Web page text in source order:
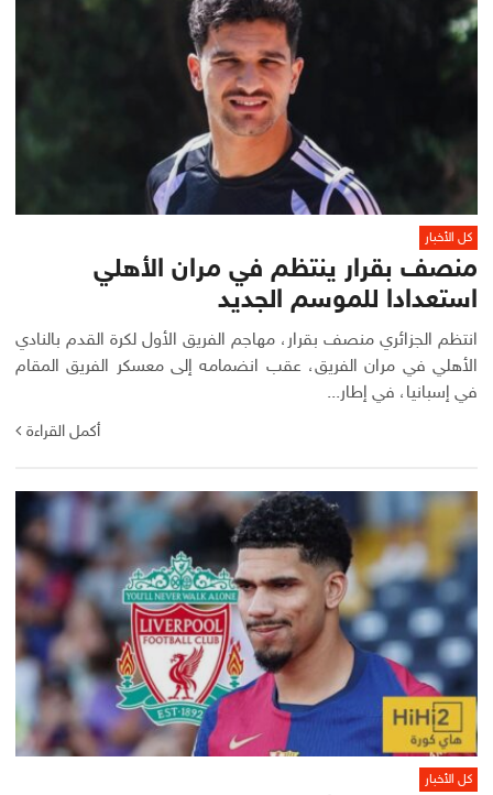
كل الأخبار
منصف بقرار ينتظم في مران الأهلي
استعدادا للموسم الجديد
انتظم الجزائري منصف بقرار، مهاجم الفريق الأول لكرة القدم بالنادي
الأهلي في مران الفريق، عقب انضمامه إلى معسكر الفريق المقام
في إسبانيا، في إطار...
أكمل القراءة
كل الأخبار